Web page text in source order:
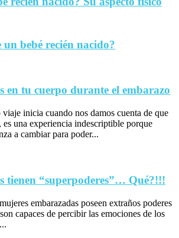
bebé recién nacido?
en tu cuerpo durante el embarazo
inicia cuando nos damos cuenta de que
es una experiencia indescriptible porque
a cambiar para poder...
tienen “superpoderes”… Qué?!!!
embarazadas poseen extraños poderes
capaces de percibir las emociones de los